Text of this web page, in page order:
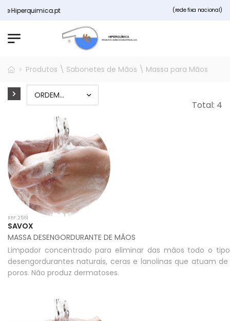
(rede fixa nacional)
Produtos \ Sabonetes de Mãos \ Massa para Mãos
Total: 4
REF: 2561
SAVOX
MASSA DESENGORDURANTE DE MÃOS
Limpador concentrado para eliminar das mãos todo o
desengordurantes naturais, ceras e lanolinas que atuam
poros. Não produz dermatoses.